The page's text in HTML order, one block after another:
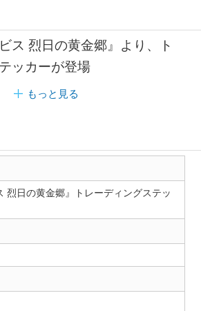
ス 烈日の黄金郷』より、ト
ッカーが登場
もっと見る
烈日の黄金郷』トレーディングステッ